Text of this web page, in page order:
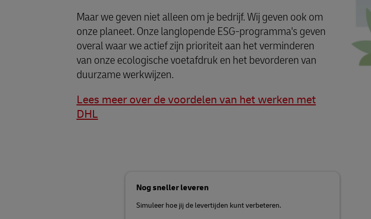
Maar we geven niet alleen om je bedrijf. Wij geven ook om
onze planeet. Onze langlopende ESG-programma's geven
overal waar we actief zijn prioriteit aan het verminderen
van onze ecologische voetafdruk en het bevorderen van
duurzame werkwijzen.
Lees meer over de voordelen van het werken met
DHL
Nog sneller leveren
Simuleer hoe jij de levertijden kunt verbeteren.